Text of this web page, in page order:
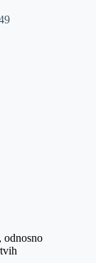
odnosno